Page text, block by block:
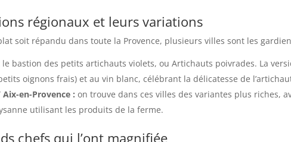
régionaux et leurs variations
soit répandu dans toute la Provence, plusieurs villes sont les
le bastion des petits artichauts violets, ou Artichauts poivrades. La
oignons frais) et au vin blanc, célébrant la délicatesse de
en-Provence : on trouve dans ces villes des variantes plus riches,
utilisant les produits de la ferme.
chefs qui l’ont magnifiée